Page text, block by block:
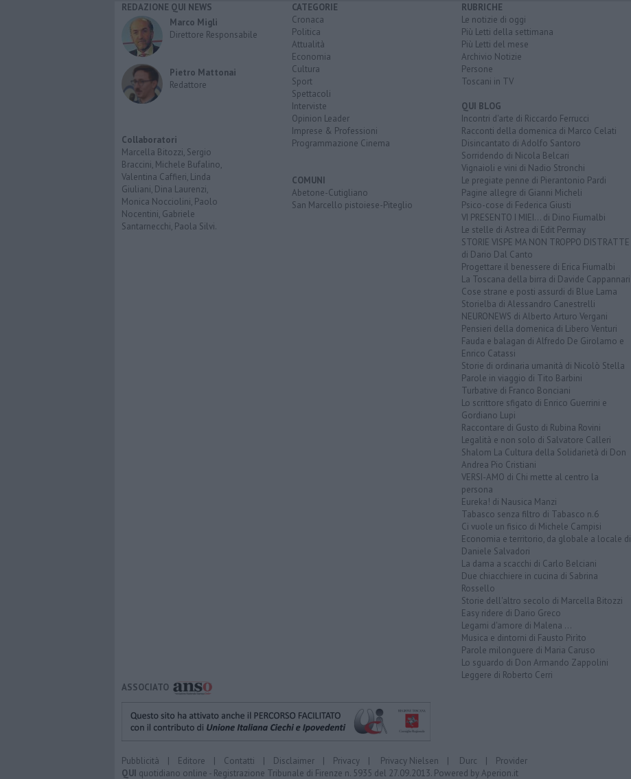
REDAZIONE QUI NEWS
Marco Migli
Direttore Responsabile
Pietro Mattonai
Redattore
Collaboratori
Marcella Bitozzi, Sergio
Braccini, Michele Bufalino,
Valentina Caffieri, Linda
Giuliani, Dina Laurenzi,
Monica Nocciolini, Paolo
Nocentini, Gabriele
Santarnecchi, Paola Silvi.
CATEGORIE
Cronaca
Politica
Attualità
Economia
Cultura
Sport
Spettacoli
Interviste
Opinion Leader
Imprese & Professioni
Programmazione Cinema
COMUNI
Abetone-Cutigliano
San Marcello pistoiese-Piteglio
RUBRICHE
Le notizie di oggi
Più Letti della settimana
Più Letti del mese
Archivio Notizie
Persone
Toscani in TV
QUI BLOG
Incontri d'arte di Riccardo Ferrucci
Racconti della domenica di Marco Celati
Disincantato di Adolfo Santoro
Sorridendo di Nicola Belcari
Vignaioli e vini di Nadio Stronchi
Le pregiate penne di Pierantonio Pardi
Pagine allegre di Gianni Micheli
Psico-cose di Federica Giusti
VI PRESENTO I MIEI... di Dino Fiumalbi
Le stelle di Astrea di Edit Permay
STORIE VISPE MA NON TROPPO DISTRATTE
di Dario Dal Canto
Progettare il benessere di Erica Fiumalbi
La Toscana della birra di Davide Cappannari
Cose strane e posti assurdi di Blue Lama
Storielba di Alessandro Canestrelli
NEURONEWS di Alberto Arturo Vergani
Pensieri della domenica di Libero Venturi
Fauda e balagan di Alfredo De Girolamo e
Enrico Catassi
Storie di ordinaria umanità di Nicolò Stella
Parole in viaggio di Tito Barbini
Turbative di Franco Bonciani
Lo scrittore sfigato di Enrico Guerrini e
Gordiano Lupi
Raccontare di Gusto di Rubina Rovini
Legalità e non solo di Salvatore Calleri
Shalom La Cultura della Solidarietà di Don
Andrea Pio Cristiani
VERSI-AMO di Chi mette al centro la
persona
Eureka! di Nausica Manzi
Tabasco senza filtro di Tabasco n.6
Ci vuole un fisico di Michele Campisi
Economia e territorio, da globale a locale di
Daniele Salvadori
La dama a scacchi di Carlo Belciani
Due chiacchiere in cucina di Sabrina
Rossello
Storie dell'altro secolo di Marcella Bitozzi
Easy ridere di Dario Greco
Legami d'amore di Malena ...
Musica e dintorni di Fausto Pirìto
Parole milonguere di Maria Caruso
Lo sguardo di Don Armando Zappolini
Leggere di Roberto Cerri
ASSOCIATO
Pubblicità | Editore | Contatti | Disclaimer | Privacy | Privacy Nielsen | Durc | Provider
QUI quotidiano online - Registrazione Tribunale di Firenze n. 5935 del 27.09.2013. Powered byAperion.it